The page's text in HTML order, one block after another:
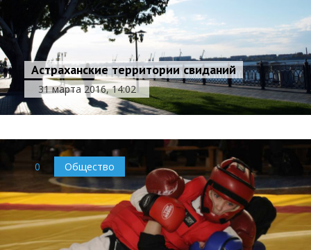
Астраханские территории свиданий
31 марта 2016, 14:02
0 Общество